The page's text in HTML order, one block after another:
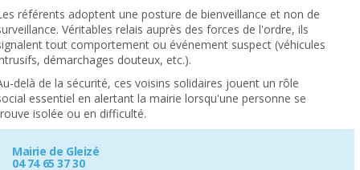
référents adoptent une posture de bienveillance et non de
Véritables relais auprès des forces de l'ordre, ils
tout comportement ou événement suspect (véhicules
démarchages douteux, etc.).
delà de la sécurité, ces voisins solidaires jouent un rôle
essentiel en alertant la mairie lorsqu'une personne se
isolée ou en difficulté.
Mairie de Gleizé
04 74 65 37 30